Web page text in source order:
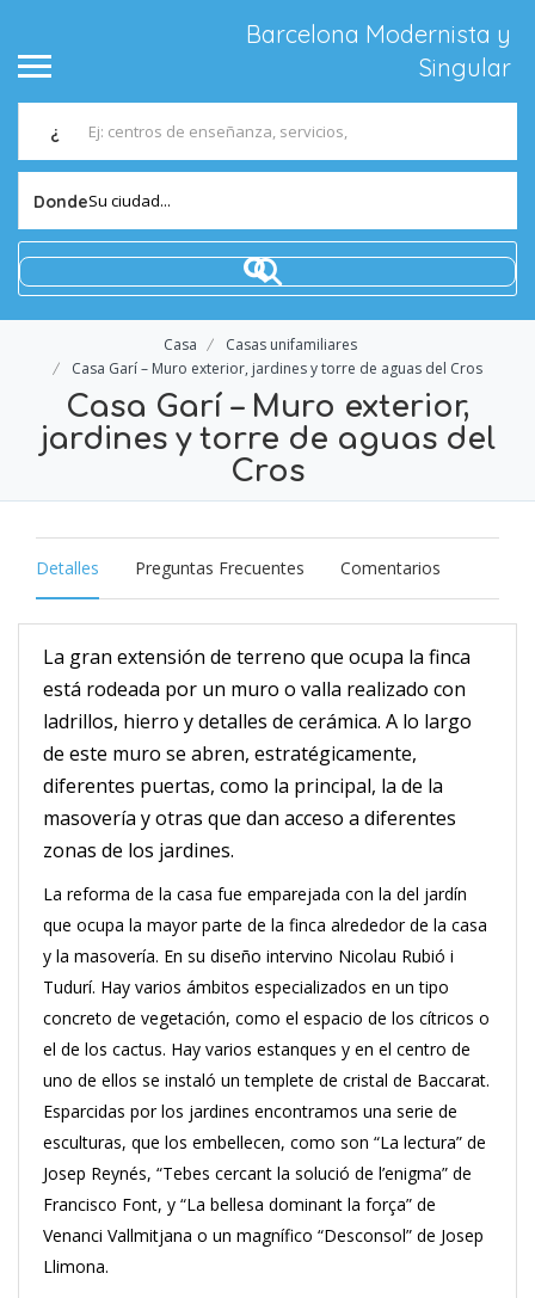
Barcelona Modernista y
Singular
¿
DondeSu ciudad...
Casa
Casas unifamiliares
Casa Garí – Muro exterior, jardines y torre de aguas del Cros
Casa Garí – Muro exterior,
jardines y torre de aguas del
Cros
Detalles Preguntas Frecuentes Comentarios
La gran extensión de terreno que ocupa la finca
está rodeada por un muro o valla realizado con
ladrillos, hierro y detalles de cerámica. A lo largo
de este muro se abren, estratégicamente,
diferentes puertas, como la principal, la de la
masovería y otras que dan acceso a diferentes
zonas de los jardines.
La reforma de la casa fue emparejada con la del jardín
que ocupa la mayor parte de la finca alrededor de la casa
y la masovería. En su diseño intervino Nicolau Rubió i
Tudurí. Hay varios ámbitos especializados en un tipo
concreto de vegetación, como el espacio de los cítricos o
el de los cactus. Hay varios estanques y en el centro de
uno de ellos se instaló un templete de cristal de Baccarat.
Esparcidas por los jardines encontramos una serie de
esculturas, que los embellecen, como son “La lectura” de
Josep Reynés, “Tebes cercant la solució de l’enigma” de
Francisco Font, y “La bellesa dominant la força” de
Venanci Vallmitjana o un magnífico “Desconsol” de Josep
Llimona.